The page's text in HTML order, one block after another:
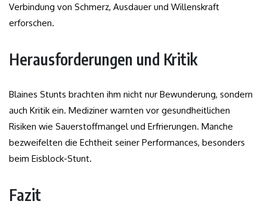
Verbindung von Schmerz, Ausdauer und Willenskraft
erforschen.
Herausforderungen und Kritik
Blaines Stunts brachten ihm nicht nur Bewunderung, sondern
auch Kritik ein. Mediziner warnten vor gesundheitlichen
Risiken wie Sauerstoffmangel und Erfrierungen. Manche
bezweifelten die Echtheit seiner Performances, besonders
beim Eisblock-Stunt.
Fazit